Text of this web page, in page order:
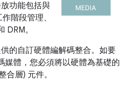
功能包括與
階段管理、
DRM。
的自訂硬體編解碼整合。如要
媒體，您必須將以硬體為基礎的
合層) 元件。